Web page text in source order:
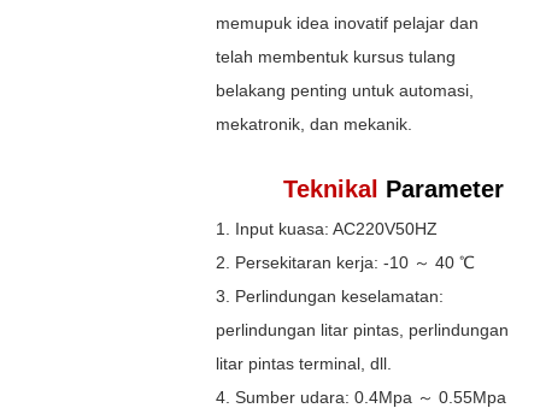
memupuk idea inovatif pelajar dan
telah membentuk kursus tulang
belakang penting untuk automasi,
mekatronik, dan mekanik.
Teknikal Parameter
1. Input kuasa: AC220V50HZ
2. Persekitaran kerja: -10 ～ 40 ℃
3. Perlindungan keselamatan:
perlindungan litar pintas, perlindungan
litar pintas terminal, dll.
4. Sumber udara: 0.4Mpa ～ 0.55Mpa